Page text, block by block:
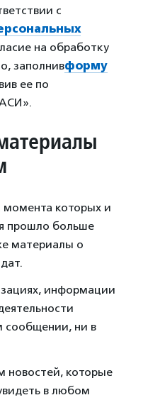
с
на обработку
заполнивформу
ее по
момента которых и
прошло больше
материалы о
информации
сообщении, ни в
новостей, которые
в любом